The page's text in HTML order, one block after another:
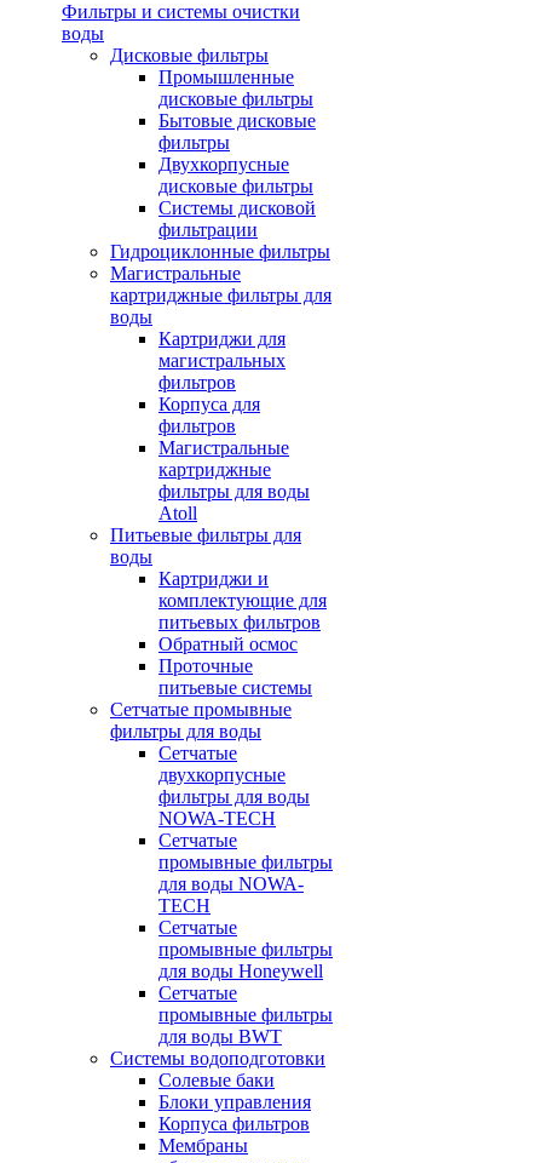
Фильтры и системы очистки
воды
Дисковые фильтры
Промышленные
дисковые фильтры
Бытовые дисковые
фильтры
Двухкорпусные
дисковые фильтры
Системы дисковой
фильтрации
Гидроциклонные фильтры
Магистральные
картриджные фильтры для
воды
Картриджи для
магистральных
фильтров
Корпуса для
фильтров
Магистральные
картриджные
фильтры для воды
Atoll
Питьевые фильтры для
воды
Картриджи и
комплектующие для
питьевых фильтров
Обратный осмос
Проточные
питьевые системы
Сетчатые промывные
фильтры для воды
Сетчатые
двухкорпусные
фильтры для воды
NOWA-TECH
Сетчатые
промывные фильтры
для воды NOWA-
TECH
Сетчатые
промывные фильтры
для воды Honeywell
Сетчатые
промывные фильтры
для воды BWT
Системы водоподготовки
Солевые баки
Блоки управления
Корпуса фильтров
Мембраны